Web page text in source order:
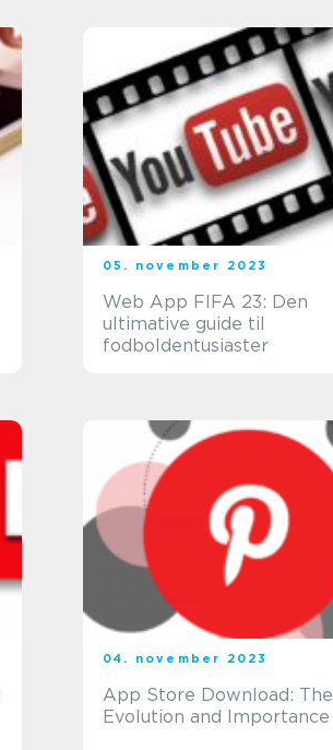
05. november 2023
Web App FIFA 23: Den
ultimative guide til
fodboldentusiaster
04. november 2023
App Store Download: The
Evolution and Importance